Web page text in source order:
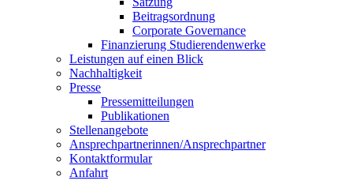
Beitragsordnung
Corporate Governance
Finanzierung Studierendenwerke
Leistungen auf einen Blick
Nachhaltigkeit
Presse
Pressemitteilungen
Publikationen
Stellenangebote
Ansprechpartnerinnen/Ansprechpartner
Kontaktformular
Anfahrt